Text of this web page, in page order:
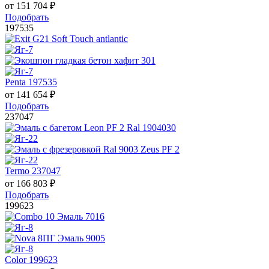
от 151 704 ₽
Подобрать
197535
Penta 197535
от 141 654 ₽
Подобрать
237047
Termo 237047
от 166 803 ₽
Подобрать
199623
Color 199623